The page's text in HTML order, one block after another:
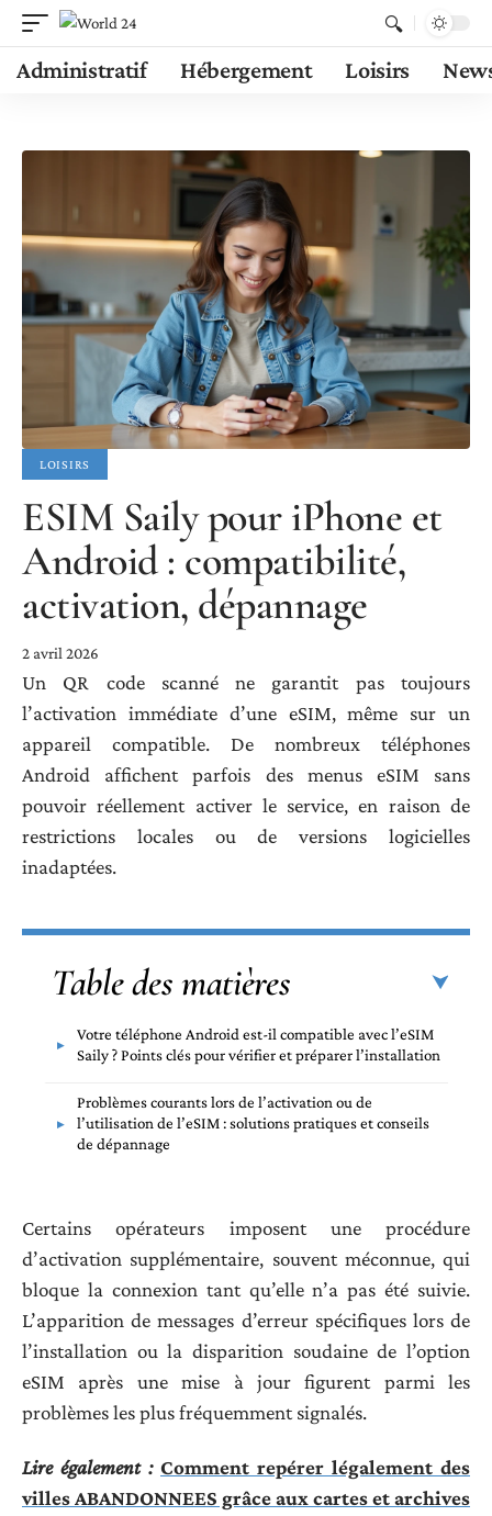
Administratif Hébergement Loisirs
LOISIRS
ESIM Saily pour iPhone et
Android : compatibilité,
activation, dépannage
2 avril 2026
Un QR code scanné ne garantit pas toujours
l’activation immédiate d’une eSIM, même sur un
appareil compatible. De nombreux téléphones
Android affichent parfois des menus eSIM sans
pouvoir réellement activer le service, en raison de
restrictions locales ou de versions logicielles
inadaptées.
Table des matières
Votre téléphone Android est-il compatible avec l’eSIM
Saily ? Points clés pour vérifier et préparer l’installation
Problèmes courants lors de l’activation ou de
l’utilisation de l’eSIM : solutions pratiques et conseils
de dépannage
Certains opérateurs imposent une procédure
d’activation supplémentaire, souvent méconnue, qui
bloque la connexion tant qu’elle n’a pas été suivie.
L’apparition de messages d’erreur spécifiques lors de
l’installation ou la disparition soudaine de l’option
eSIM après une mise à jour figurent parmi les
problèmes les plus fréquemment signalés.
Lire également : Comment repérer légalement des
villes ABANDONNEES grâce aux cartes et archives